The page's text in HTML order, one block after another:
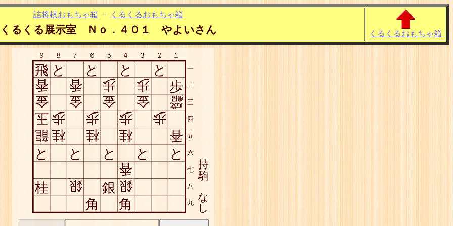
詰将棋おもちゃ箱 － くるくるおもちゃ箱
くるくる展示室 Ｎｏ．４０１ やよいさん くるくるおもちゃ箱
９
一
８
二
７
三
６
四
５
五
４
六
３
七
２
八
１
九
飛 と と と と
香 香 歩 歩 歩
金 金 金 金 成
銀
玉 歩 歩 歩
歩
龍 桂 桂 桂
香
と
と と と
と
香
桂
銀 銀 銀
角
角 し
な
駒
持